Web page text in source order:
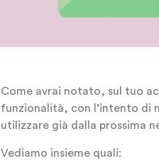
Come avrai notato, sul tuo
funzionalità, con l’intento di
utilizzare già dalla prossima
Vediamo insieme quali: